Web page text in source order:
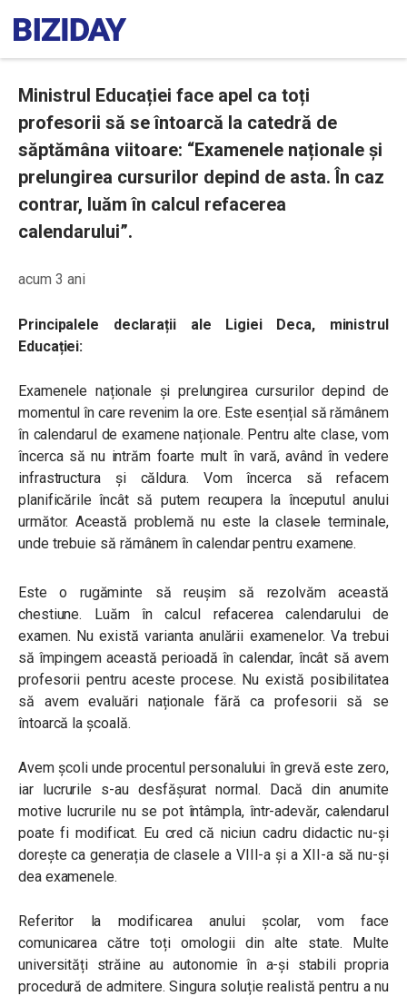
Ministrul Educației face apel ca toți
profesorii să se întoarcă la catedră de
săptămâna viitoare: “Examenele naționale și
prelungirea cursurilor depind de asta. În caz
contrar, luăm în calcul refacerea
calendarului”.
acum 3 ani
Principalele declarații ale Ligiei Deca, ministrul
Educației:
Examenele naționale și prelungirea cursurilor depind de
momentul în care revenim la ore. Este esențial să rămânem
în calendarul de examene naționale. Pentru alte clase, vom
încerca să nu intrăm foarte mult în vară, având în vedere
infrastructura și căldura. Vom încerca să refacem
planificările încât să putem recupera la începutul anului
următor. Această problemă nu este la clasele terminale,
unde trebuie să rămânem în calendar pentru examene.
Este o rugăminte să reușim să rezolvăm această
chestiune. Luăm în calcul refacerea calendarului de
examen. Nu există varianta anulării examenelor. Va trebui
să împingem această perioadă în calendar, încât să avem
profesorii pentru aceste procese. Nu există posibilitatea
să avem evaluări naționale fără ca profesorii să se
întoarcă la școală.
Avem școli unde procentul personalului în grevă este zero,
iar lucrurile s-au desfășurat normal. Dacă din anumite
motive lucrurile nu se pot întâmpla, într-adevăr, calendarul
poate fi modificat. Eu cred că niciun cadru didactic nu-și
dorește ca generația de clasele a VIII-a și a XII-a să nu-și
dea examenele.
Referitor la modificarea anului școlar, vom face
comunicarea către toți omologii din alte state. Multe
universități străine au autonomie în a-și stabili propria
procedură de admitere. Singura soluție realistă pentru a nu